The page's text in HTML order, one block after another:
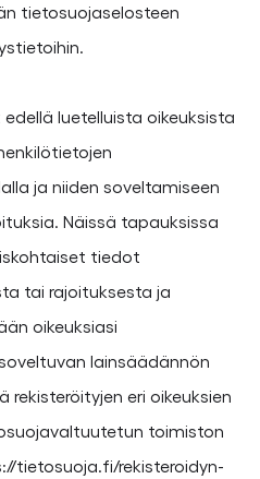
tietosuojaselosteen
luetelluista oikeuksista
ja niiden soveltamiseen
Näissä tapauksissa
tiedot
tai rajoituksesta ja
oikeuksiasi
lainsäädännön
rekisteröityjen eri oikeuksien
toimiston
tietosuoja.fi/rekisteroidyn-